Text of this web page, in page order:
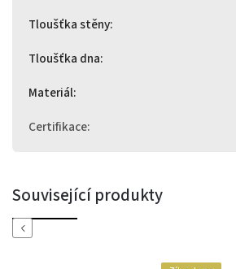
Tloušťka stěny:
Tloušťka dna:
Materiál:
Certifikace:
Související produkty
Previous